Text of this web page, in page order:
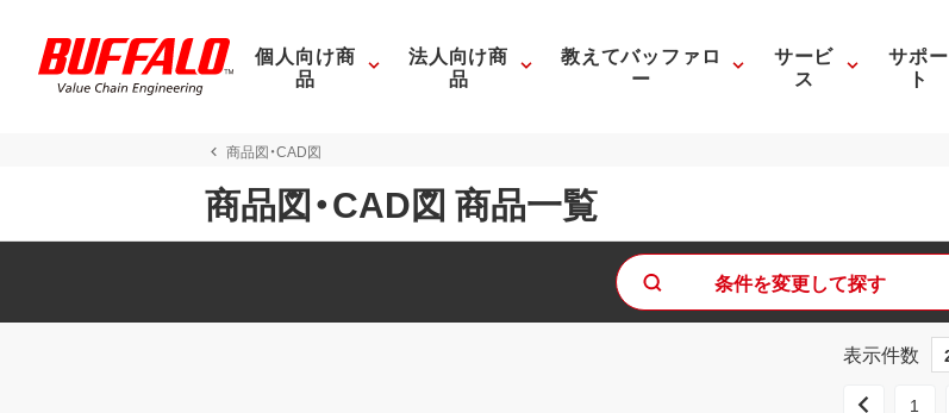
個人向け商
品
法人向け商
品
教えてバッファロ
ー
サービ
ス
サポー
ト
商品図・CAD図
商品図・CAD図 商品一覧
条件を変更して探す
表示件数
1